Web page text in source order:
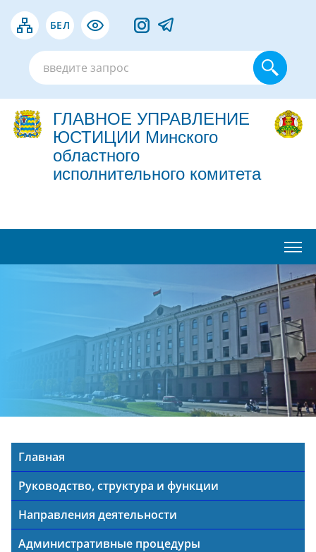
БЕЛ
ГЛАВНОЕ УПРАВЛЕНИЕ
ЮСТИЦИИ Минского
областного
исполнительного комитета
Главная
Руководство, структура и функции
Направления деятельности
Административные процедуры